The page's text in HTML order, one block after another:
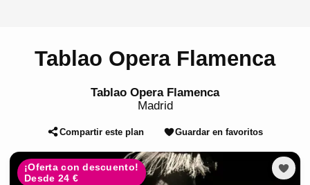
Tablao Opera Flamenca
Tablao Opera Flamenca
Madrid
Compartir este plan Guardar en favoritos
¡Oferta con descuento!
Desde 24 €